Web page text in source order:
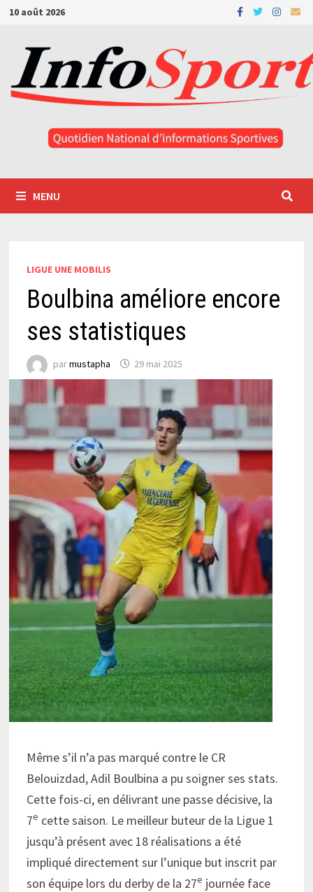
Passer
contenu
10 août 2026
MENU
LIGUE UNE MOBILIS
Boulbina améliore encore
ses statistiques
parmustapha 29 mai 2025
Même s’il n’a pas marqué contre le CR
Belouizdad, Adil Boulbina a pu soigner ses stats.
Cette fois-ci, en délivrant une passe décisive, la
7e cette saison. Le meilleur buteur de la Ligue 1
jusqu’à présent avec 18 réalisations a été
impliqué directement sur l’unique but inscrit par
son équipe lors du derby de la 27e journée face